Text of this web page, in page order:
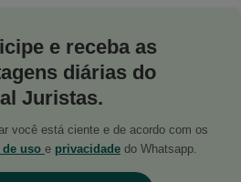
e receba as
diárias do
Juristas.
você está ciente e de acordo com os
uso e privacidade do Whatsapp.